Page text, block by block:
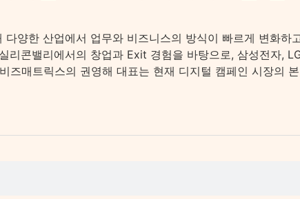
양한 산업에서 업무와 비즈니스의 방식이 빠르게 변화
리콘밸리에서의 창업과 Exit 경험을 바탕으로, 삼성전자,
즈매트릭스의 권영해 대표는 현재 디지털 캠페인 시장의